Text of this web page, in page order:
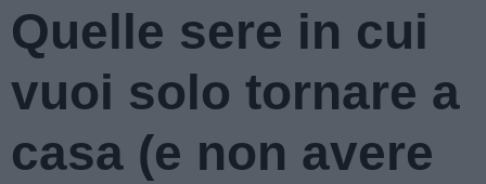
Quelle sere in cui
vuoi solo tornare a
casa (e non avere